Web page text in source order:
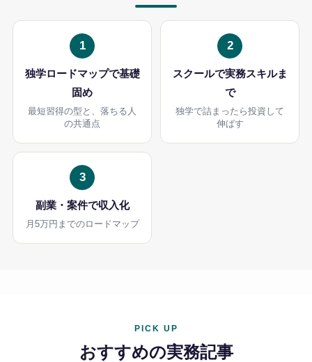
1
独学ロードマップで基礎
固め
最短習得の型と、落ちる人
の共通点
2
スクールで実務スキルま
で
独学で詰まったら投資して
伸ばす
3
副業・案件で収入化
月5万円までのロードマップ
PICK UP
おすすめの実務記事